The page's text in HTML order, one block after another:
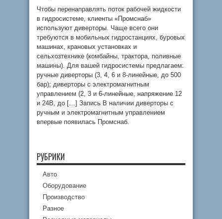
Чтобы перенаправлять поток рабочей жидкости
в гидросистеме, клиенты «Промснаб»
используют диверторы. Чаще всего они
требуются в мобильных гидростанциях, буровых
машинах, крановых установках и
сельхозтехнике (комбайны, трактора, поливные
машины). Для вашей гидросистемы предлагаем:
ручные диверторы (3, 4, 6 и 8-линейные, до 500
бар); диверторы с электромагнитным
управлением (2, 3 и 6-линейные, напряжение 12
и 24В, до […] Запись В наличии диверторы с
ручным и электромагнитным управлением
впервые появилась Промснаб.
РУБРИКИ
Авто
Оборудование
Производство
Разное